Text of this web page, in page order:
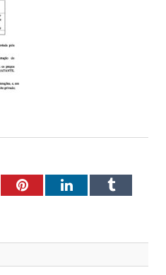
PinterestLinkedInTumblr